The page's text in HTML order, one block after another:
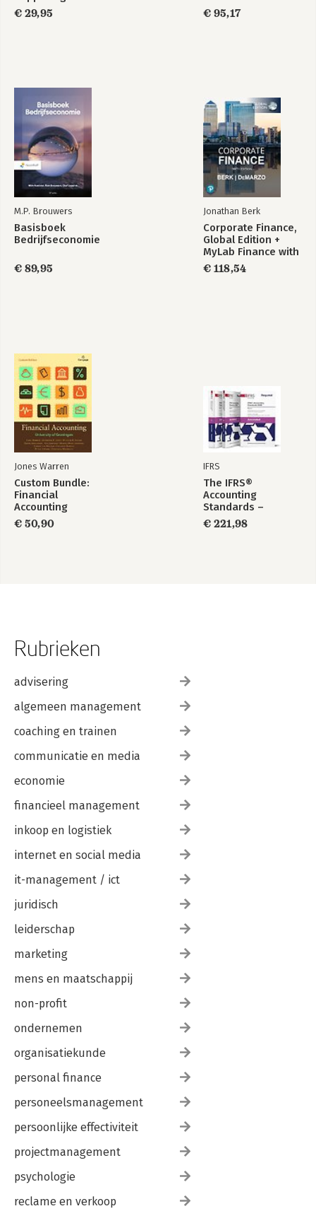
Analyse -
Uitwerkingenboek
€ 29,95 € 95,17
M.P. Brouwers
Basisboek
Bedrijfseconomie
€ 89,95
Jonathan Berk
Corporate Finance,
Global Edition +
MyLab Finance with
Pearson eText
(Package)
€ 118,54
Jones Warren
Custom Bundle:
Financial
Accounting
€ 50,90
IFRS
The IFRS®
Accounting
Standards –
Required Annotated
1 January 2026
€ 221,98
Rubrieken
advisering
algemeen management
coaching en trainen
communicatie en media
economie
financieel management
inkoop en logistiek
internet en social media
it-management / ict
juridisch
leiderschap
marketing
mens en maatschappij
non-profit
ondernemen
organisatiekunde
personal finance
personeelsmanagement
persoonlijke effectiviteit
projectmanagement
psychologie
reclame en verkoop